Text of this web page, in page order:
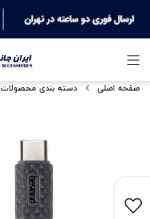
صفحه اصلی دسته بندی محصولات